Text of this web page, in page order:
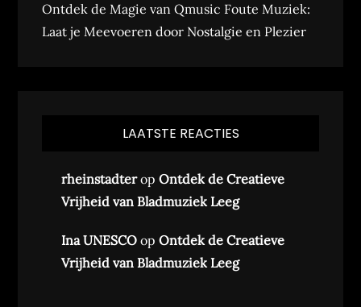
Ontdek de Magie van Qmusic Foute Muziek:
Laat je Meevoeren door Nostalgie en Plezier
LAATSTE REACTIES
rheinstadteropOntdek de Creatieve
Vrijheid van Bladmuziek Leeg
Ina UNESCO opOntdek de Creatieve
Vrijheid van Bladmuziek Leeg